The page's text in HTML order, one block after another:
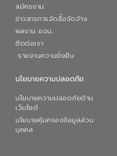
สมัครงาน
ข่าวสารการจัดซื้อจัดจ้าง
ผลงาน อจน.
ติดต่อเรา
รายงานความยั่งยืน
นโยบายความปลอดภัย
นโยบายความปลอดภัยด้าน
เว็บไซต์
นโยบายคุ้มครองข้อมูลส่วน
บุคคล